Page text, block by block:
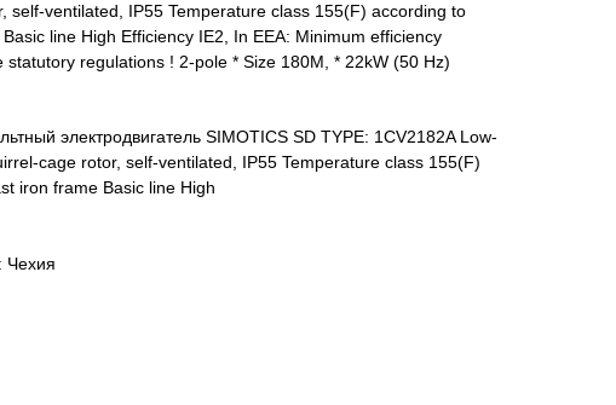
self-ventilated, IP55 Temperature class 155(F) according to
line High Efficiency IE2, In EEA: Minimum efficiency
statutory regulations ! 2-pole * Size 180M, * 22kW (50 Hz)
электродвигатель SIMOTICS SD TYPE: 1CV2182A Low-
cage rotor, self-ventilated, IP55 Temperature class 155(F)
iron frame Basic line High
Чехия